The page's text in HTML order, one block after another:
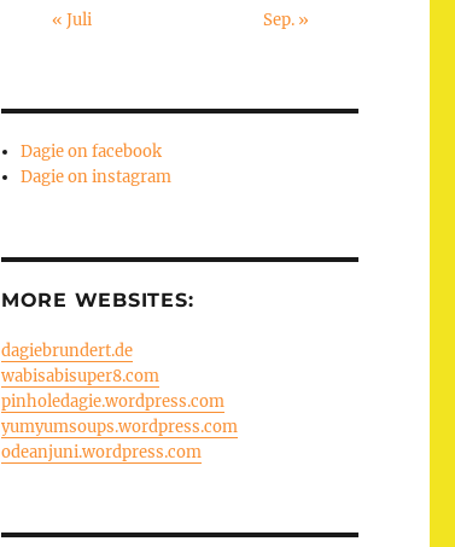
« Juli Sep. »
Dagie on facebook
Dagie on instagram
MORE WEBSITES:
dagiebrundert.de
wabisabisuper8.com
pinholedagie.wordpress.com
yumyumsoups.wordpress.com
odeanjuni.wordpress.com